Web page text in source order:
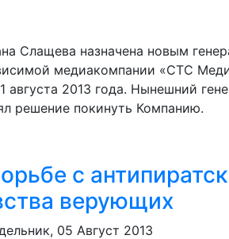
Слащева назначена новым
медиакомпании «СТС
августа 2013 года. Нынешний
решение покинуть Компанию.
с
верующих
05 Август 2013